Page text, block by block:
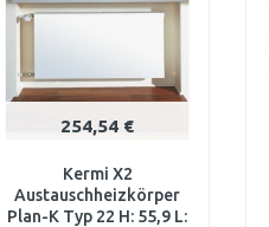
254,54 €
Kermi X2
Austauschheizkörper
Plan-K Typ 22 H: 55,9 L: